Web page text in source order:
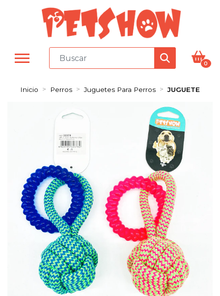
0
Inicio Perros Juguetes Para Perros JUGUETE